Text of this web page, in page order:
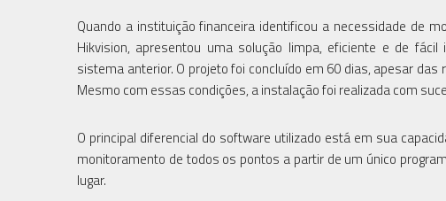
Quando a instituição financeira identificou a necessidade de
Hikvision, apresentou uma solução limpa, eficiente e de
sistema anterior. O projeto foi concluído em 60 dias, apesar
Mesmo com essas condições, a instalação foi realizada com
O principal diferencial do software utilizado está em sua
monitoramento de todos os pontos a partir de um único
lugar.